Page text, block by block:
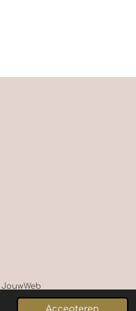
Accepteren
JouwWeb